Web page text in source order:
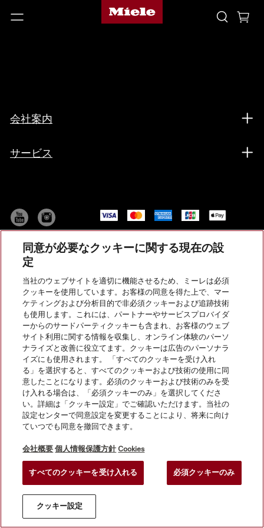
会社案内
サービス
© Miele Japan Corp. All rights reserved.
同意が必要なクッキーに関する現在の設
定
当社のウェブサイトを適切に機能させるため、ミーレは必須
クッキーを使用しています。お客様の同意を得た上で、マー
ケティングおよび分析目的で非必須クッキーおよび追跡技術
も使用します。これには、パートナーやサービスプロバイダ
ーからのサードパーティクッキーも含まれ、お客様のウェブ
サイト利用に関する情報を収集し、オンライン体験のパーソ
ナライズと改善に役立てます。クッキーは広告のパーソナラ
イズにも使用されます。 「すべてのクッキーを受け入れ
る」を選択すると、すべてのクッキーおよび技術の使用に同
意したことになります。必須のクッキーおよび技術のみを受
け入れる場合は、「必須クッキーのみ」を選択してくださ
い。詳細は「クッキー設定」でご確認いただけます。当社の
設定センターで同意設定を変更することにより、将来に向け
ていつでも同意を撤回できます。
会社概要 個人情報保護方針 Cookies
すべてのクッキーを受け入れる 必須クッキーのみ
クッキー設定